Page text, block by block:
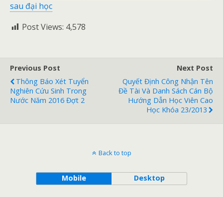
sau đại học
Post Views: 4,578
Previous Post
Thông Báo Xét Tuyển
Nghiên Cứu Sinh Trong
Nước Năm 2016 Đợt 2
Next Post
Quyết Định Công Nhận Tên
Đề Tài Và Danh Sách Cán Bộ
Hướng Dẫn Học Viên Cao
Học Khóa 23/2013
Back to top
Mobile Desktop